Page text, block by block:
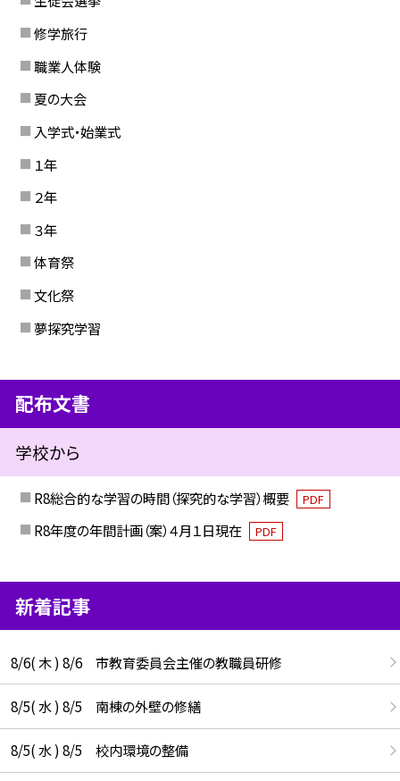
修学旅行
職業人体験
夏の大会
入学式・始業式
１年
２年
３年
体育祭
文化祭
夢探究学習
配布文書
学校から
R8総合的な学習の時間（探究的な学習）概要 PDF
R8年度の年間計画（案）４月１日現在 PDF
新着記事
8/6( 木 ) 8/6 市教育委員会主催の教職員研修
8/5( 水 ) 8/5 南棟の外壁の修繕
8/5( 水 ) 8/5 校内環境の整備